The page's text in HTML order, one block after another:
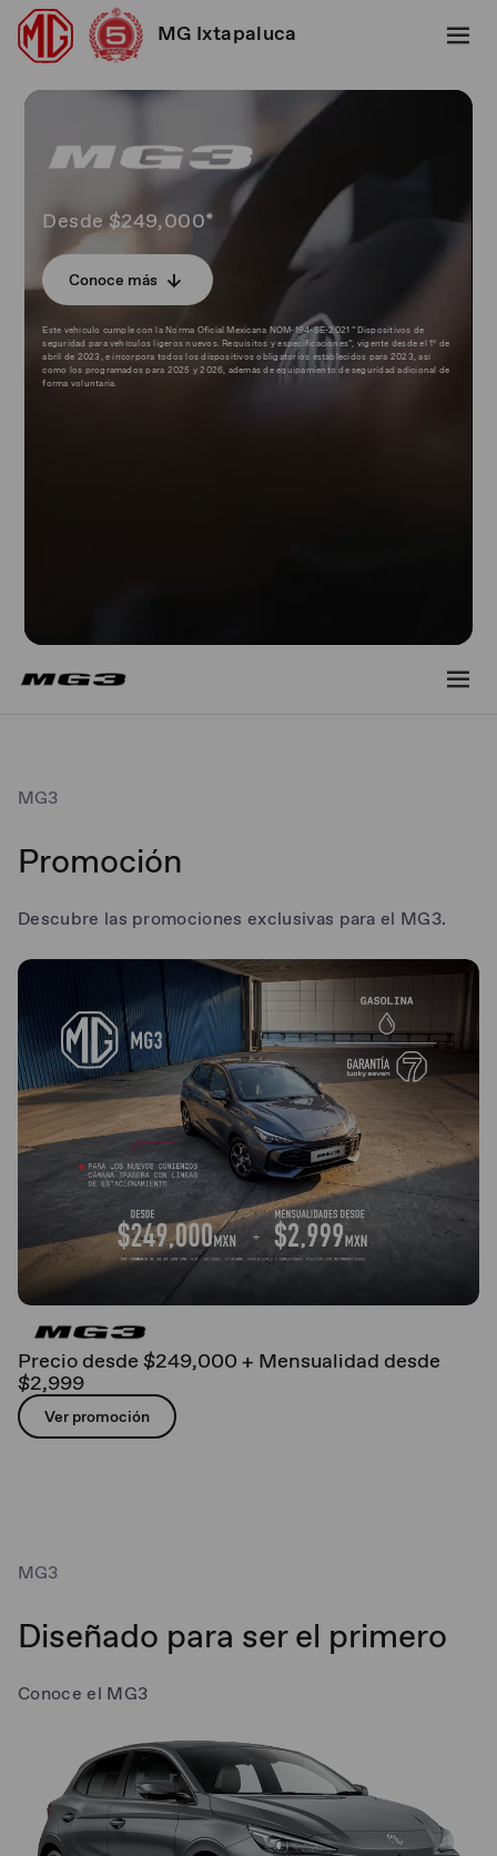
MG Ixtapaluca
Desde $249,000*
Conoce más
Este vehículo cumple con la Norma Oficial Mexicana NOM-194-SE-2021 “Dispositivos de
seguridad para vehículos ligeros nuevos. Requisitos y especificaciones”, vigente desde el 1º de
abril de 2023, e incorpora todos los dispositivos obligatorios establecidos para 2023, así
como los programados para 2025 y 2026, además de equipamiento de seguridad adicional de
forma voluntaria.
MG3
Promoción
Descubre las promociones exclusivas para el MG3.
Precio desde $249,000 + Mensualidad desde
$2,999
Ver promoción
MG3
Diseñado para ser el primero
Conoce el MG3